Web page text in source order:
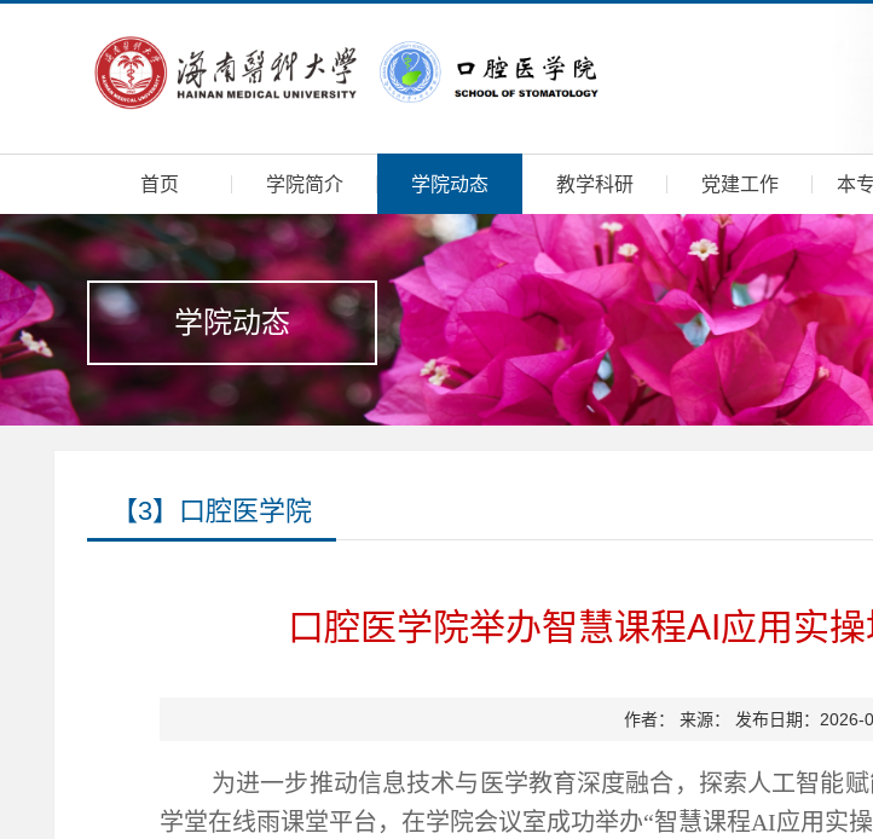
首页 学院简介 学院动态 教学科研 党建工作 本
学院动态
【3】口腔医学院
口腔医学院举办智慧课程AI应用实
作者： 来源： 发布日期：2026-
为进一步推动信息技术与医学教育深度融合，探索人工智能
学堂在线雨课堂平台，在学院会议室成功举办“智慧课程AI应用实